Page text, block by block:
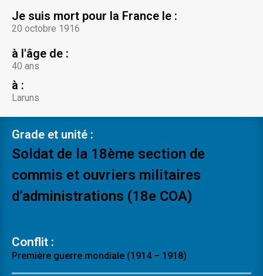
Je suis mort pour la France le :
20 octobre 1916
à l'âge de :
40 ans
à :
Laruns
Grade et unité :
Soldat de la 18ème section de
commis et ouvriers militaires
d’administrations (18e COA)
Conflit :
Première guerre mondiale (1914 – 1918)